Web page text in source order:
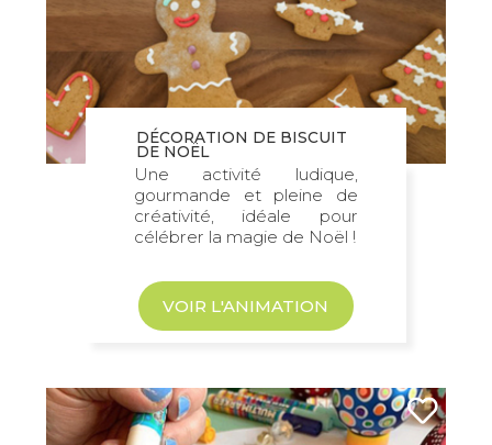
DÉCORATION DE BISCUIT
DE NOËL
Une activité ludique,
gourmande et pleine de
créativité, idéale pour
célébrer la magie de Noël !
VOIR L'ANIMATION